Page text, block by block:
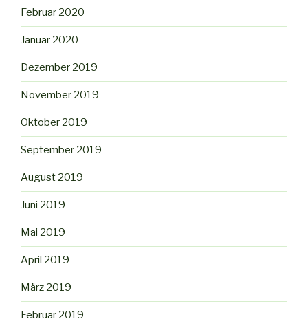
Februar 2020
Januar 2020
Dezember 2019
November 2019
Oktober 2019
September 2019
August 2019
Juni 2019
Mai 2019
April 2019
März 2019
Februar 2019